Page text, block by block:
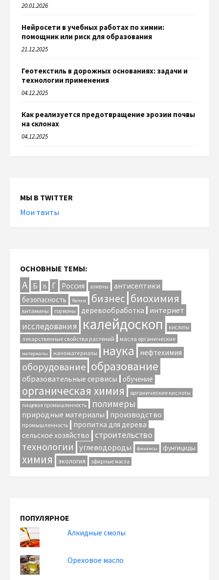
20.01.2026
Нейросети в учебных работах по химии:
помощник или риск для образования
21.12.2025
Геотекстиль в дорожных основаниях: задачи и
технологии применения
04.12.2025
Как реализуется предотвращение эрозии почвы
на склонах
04.12.2025
МЫ В TWITTER
Мои твиты
ОСНОВНЫЕ ТЕМЫ:
А Б В Г Россия алкены антисептики
безопасность белки бизнес биохимия
витамины гормоны деревообработка интернет
исследования калейдоскоп кислоты
лекарственные свойства растений масла органические
материалы наноматериалы наука нефтехимия
оборудование образование
образовательные сервисы обучение
органическая химия органические кислоты
пищевая промышленность полимеры
природные материалы производство
промышленность
пропитка для дерева
сельское хозяйство
строительство
технологии углеводороды финансы фунгициды
химия экология эфирные масла
ПОПУЛЯРНОЕ
Алкидные смолы
Ореховое масло